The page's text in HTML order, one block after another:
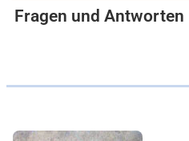
Fragen und Antworten